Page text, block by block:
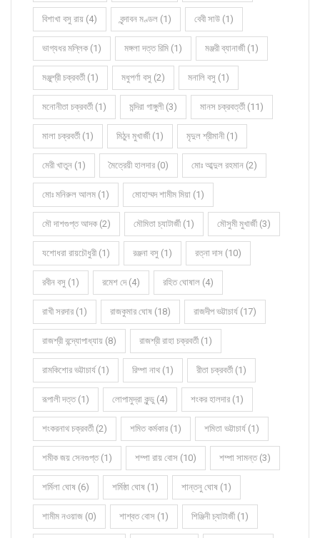
বিশাখা বসু রায় (4) বৃন্দাবন মণ্ডল (1) বেবী সাউ (1)
ভাগ্যধর মল্লিক (1) মঙ্গলা দত্ত রিমি (1) মঞ্জরী ব্যানার্জী (1)
মঞ্জুশ্রী চক্রবর্তী (1) মধুপর্ণা বসু (2) মনালি বসু (1)
মনোনীতা চক্রবর্তী (1) মন্দিরা গাঙ্গুলী (3) মানস চক্রবর্ত্তী (11)
মালা চক্রবর্তী (1) মিঠুন মুখার্জী (1) মৃদুল শ্রীমানী (1)
মেরী খাতুন (1) মৈত্রেয়ী হালদার (0) মোঃ আব্দুল রহমান (2)
মোঃ মনিরুল আলম (1) মোহাম্মদ শামীম মিয়া (1)
মৌ দাশগুপ্ত আদক (2) মৌমিতা চ্যাটার্জী (1) মৌসুমী মুখার্জী (3)
যশোধরা রায়চৌধুরী (1) রঞ্জনা বসু (1) রত্না দাস (10)
রবীন বসু (1) রমেশ দে (4) রহিত ঘোষাল (4)
রাখী সরদার (1) রাজকুমার ঘোষ (18) রাজদীপ ভট্টাচার্য (17)
রাজশ্রী বন্দ্যোপাধ্যায় (8) রাজশ্রী রাহা চক্রবর্তী (1)
রামকিশোর ভট্টাচার্য (1) রিম্পা নাথ (1) রীতা চক্রবর্তী (1)
রূপালী দত্ত (1) লোপামুদ্রা কুন্ডু (4) শংকর হালদার (1)
শংকরনাথ চক্রবর্তী (2) শমিত কর্মকার (1) শমিতা ভট্টাচার্য (1)
শমীক জয় সেনগুপ্ত (1) শম্পা রায় বোস (10) শম্পা সামন্ত (3)
শর্মিলা ঘোষ (6) শর্মিষ্ঠা ঘোষ (1) শান্তনু ঘোষ (1)
শামীম নওয়াজ (0) শাশ্বত বোস (1) শিঞ্জিনী চ্যাটার্জী (1)